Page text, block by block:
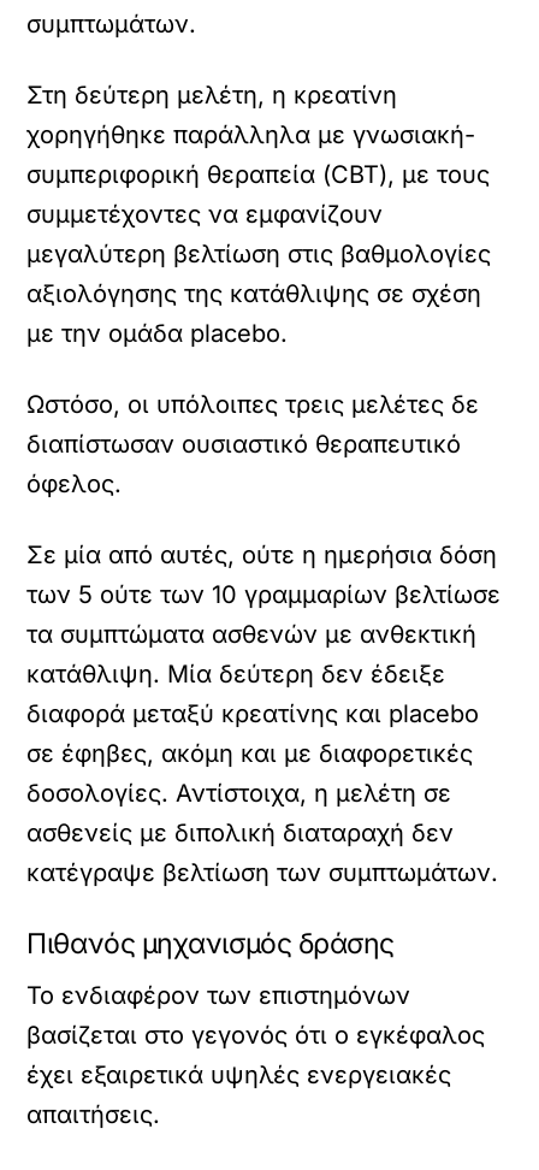
συμπτωμάτων.
Στη δεύτερη μελέτη, η κρεατίνη
χορηγήθηκε παράλληλα με γνωσιακή-
συμπεριφορική θεραπεία (CBT), με τους
συμμετέχοντες να εμφανίζουν
μεγαλύτερη βελτίωση στις βαθμολογίες
αξιολόγησης της κατάθλιψης σε σχέση
με την ομάδα placebo.
Ωστόσο, οι υπόλοιπες τρεις μελέτες δε
διαπίστωσαν ουσιαστικό θεραπευτικό
όφελος.
Σε μία από αυτές, ούτε η ημερήσια δόση
των 5 ούτε των 10 γραμμαρίων βελτίωσε
τα συμπτώματα ασθενών με ανθεκτική
κατάθλιψη. Μία δεύτερη δεν έδειξε
διαφορά μεταξύ κρεατίνης και placebo
σε έφηβες, ακόμη και με διαφορετικές
δοσολογίες. Αντίστοιχα, η μελέτη σε
ασθενείς με διπολική διαταραχή δεν
κατέγραψε βελτίωση των συμπτωμάτων.
Πιθανός μηχανισμός δράσης
Το ενδιαφέρον των επιστημόνων
βασίζεται στο γεγονός ότι ο εγκέφαλος
έχει εξαιρετικά υψηλές ενεργειακές
απαιτήσεις.